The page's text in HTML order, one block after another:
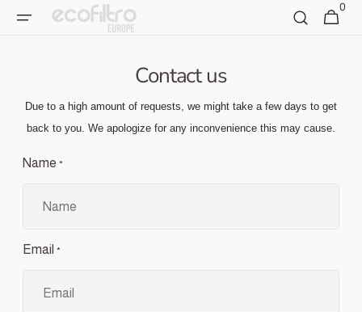
Vai al
Carrello
0
0
articoli
Contact us
Due to a high amount of requests, we might take a few days to get
back to you. We apologize for any inconvenience this may cause.
Name *
Email *